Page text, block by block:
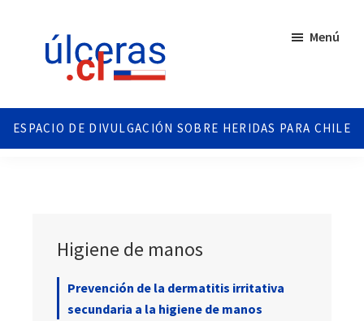
contenido
página
Chile
Espacio
Menú
Higiene de manos
Prevención de la dermatitis irritativa
secundaria a la higiene de manos